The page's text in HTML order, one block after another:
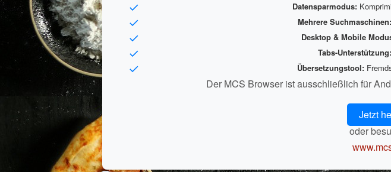
Datensparmodus:
Mehrere Suchmaschinen:
Desktop & Mobile
Tabs-Unterstützung:
Übersetzungstool:
Der MCS Browser ist ausschließlich für
Jetzt
oder